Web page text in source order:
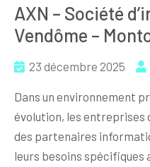
AXN – Société
Vendôme –
23 décembre 2025
Dans un environnement
évolution, les
des partenaires
leurs besoins